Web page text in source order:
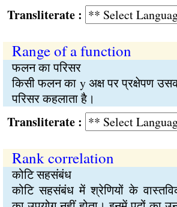
:
Range of a function
फलन का परिसर
किसी फलन का y अक्ष पर प्रक्षेपण
परिसर कहलाता है।
:
Rank correlation
कोटि सहसंबंध
कोटि सहसंबंध में श्रेणियों के